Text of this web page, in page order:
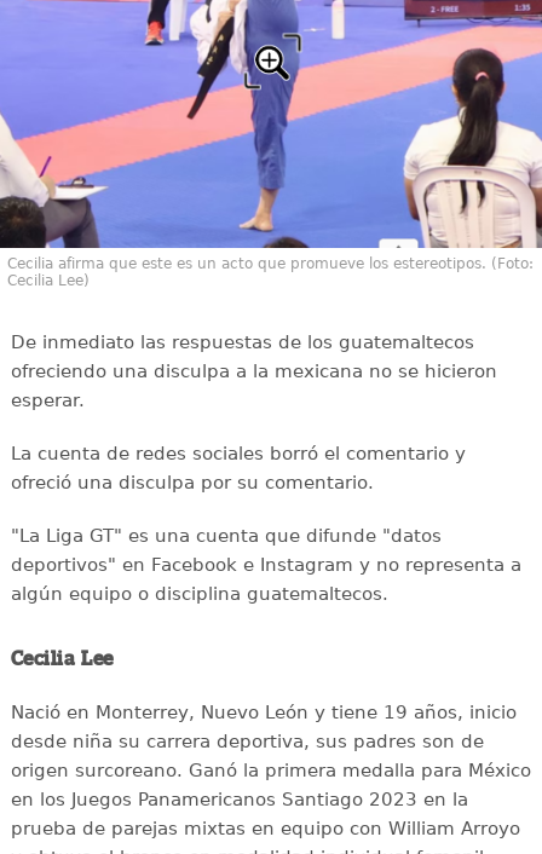
Cecilia afirma que este es un acto que promueve los estereotipos. (Foto:
Cecilia Lee)
De inmediato las respuestas de los guatemaltecos
ofreciendo una disculpa a la mexicana no se hicieron
esperar.
La cuenta de redes sociales borró el comentario y
ofreció una disculpa por su comentario.
"La Liga GT" es una cuenta que difunde "datos
deportivos" en Facebook e Instagram y no representa a
algún equipo o disciplina guatemaltecos.
Cecilia Lee
Nació en Monterrey, Nuevo León y tiene 19 años, inicio
desde niña su carrera deportiva, sus padres son de
origen surcoreano. Ganó la primera medalla para México
en los Juegos Panamericanos Santiago 2023 en la
prueba de parejas mixtas en equipo con William Arroyo